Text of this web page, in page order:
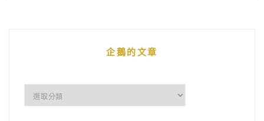
企鵝的文章